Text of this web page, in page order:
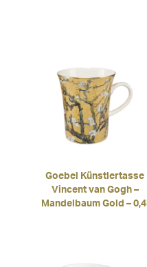
Goebel Künstlertasse
Vincent van Gogh –
Mandelbaum Gold – 0,4l